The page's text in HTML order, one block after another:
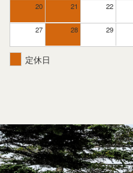
20 21 22
27 28 29
定休日